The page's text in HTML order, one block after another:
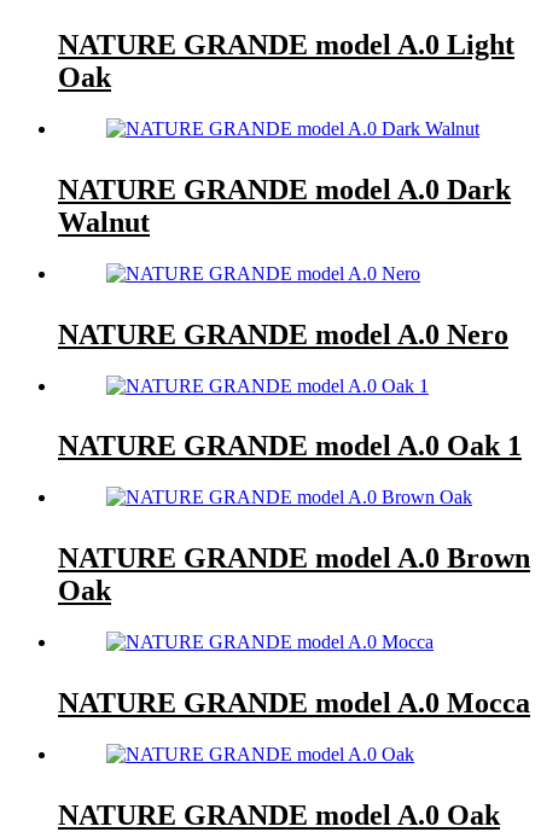
NATURE GRANDE model A.0 Light
Oak
NATURE GRANDE model A.0 Dark
Walnut
NATURE GRANDE model A.0 Nero
NATURE GRANDE model A.0 Oak 1
NATURE GRANDE model A.0 Brown
Oak
NATURE GRANDE model A.0 Mocca
NATURE GRANDE model A.0 Oak